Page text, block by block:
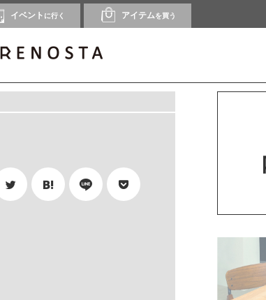
イベント に行く アイテムを買う